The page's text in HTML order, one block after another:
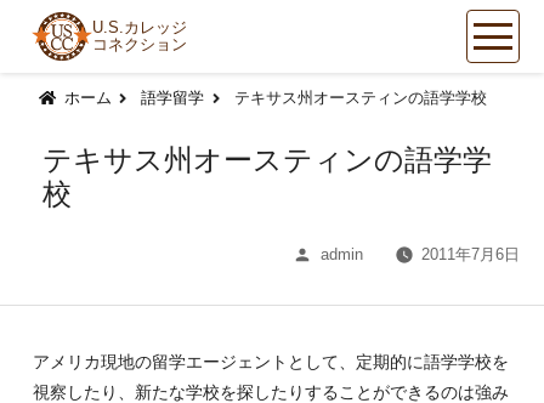
U.S.カレッジ
コネクション
ホーム 語学留学 テキサス州オースティンの語学学校
テキサス州オースティンの語学学
校
投
者:
admin 2011年7月6日
アメリカ現地の留学エージェントとして、定期的に語学学校を
視察したり、新たな学校を探したりすることができるのは強み